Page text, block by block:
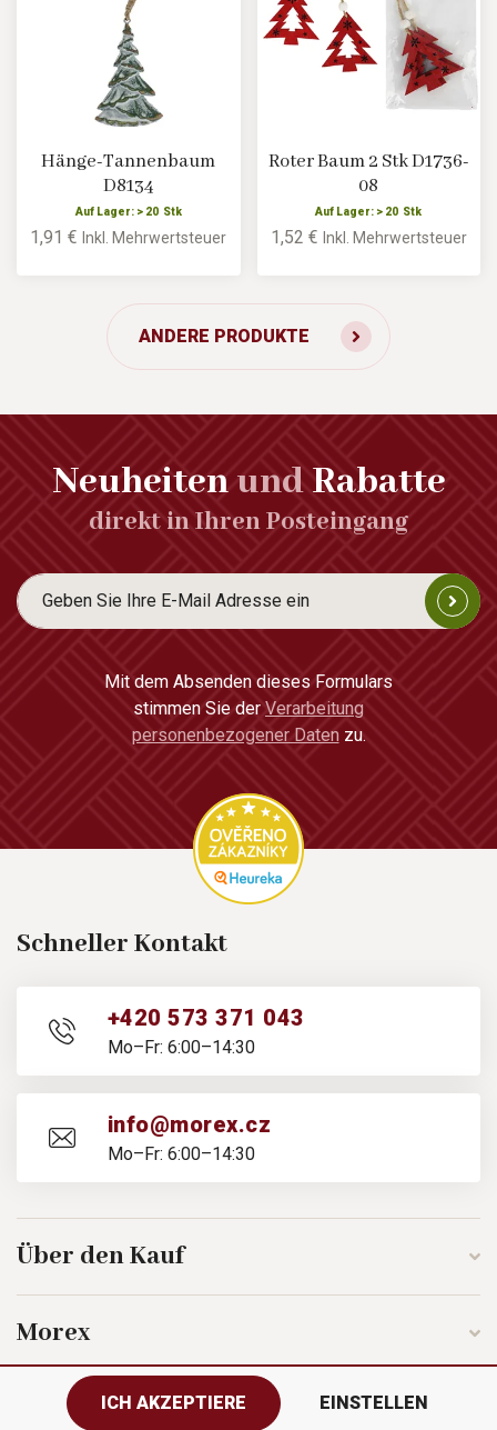
Hänge-Tannenbaum
D8134
Auf Lager: > 20 Stk
1,91 €Inkl. Mehrwertsteuer
Roter Baum 2 Stk D1736-
08
Auf Lager: > 20 Stk
1,52 € Inkl. Mehrwertsteuer
ANDERE PRODUKTE
NeuheitenundRabatte
direkt in Ihren Posteingang
Mit dem Absenden dieses Formulars
stimmen Sie der Verarbeitung
personenbezogener Daten zu.
Schneller Kontakt
+420 573 371 043
Mo–Fr: 6:00–14:30
info@morex.cz
Mo–Fr: 6:00–14:30
Über den Kauf
Morex
Folgen Sie uns
ICH AKZEPTIERE EINSTELLEN